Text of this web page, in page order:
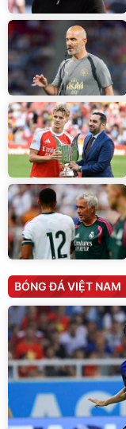
BÓNG ĐÁ VIỆT NAM